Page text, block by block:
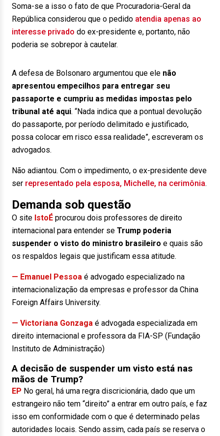
Soma-se a isso o fato de que Procuradoria-Geral da
República considerou que o pedido atendia apenas ao
interesse privado do ex-presidente e, portanto, não
poderia se sobrepor à cautelar.
A defesa de Bolsonaro argumentou que ele não
apresentou empecilhos para entregar seu
passaporte e cumpriu as medidas impostas pelo
tribunal até aqui. “Nada indica que a pontual devolução
do passaporte, por período delimitado e justificado,
possa colocar em risco essa realidade”, escreveram os
advogados.
Não adiantou. Com o impedimento, o ex-presidente deve
ser representado pela esposa, Michelle, na cerimônia.
Demanda sob questão
O site IstoÉ procurou dois professores de direito
internacional para entender se Trump poderia
suspender o visto do ministro brasileiro e quais são
os respaldos legais que justificam essa atitude.
— Emanuel Pessoa é advogado especializado na
internacionalização da empresas e professor da China
Foreign Affairs University.
— Victoriana Gonzaga é advogada especializada em
direito internacional e professora da FIA-SP (Fundação
Instituto de Administração)
A decisão de suspender um visto está nas
mãos de Trump?
EP No geral, há uma regra discricionária, dado que um
estrangeiro não tem “direito” a entrar em outro país, e faz
isso em conformidade com o que é determinado pelas
autoridades locais. Sendo assim, cada país se reserva o